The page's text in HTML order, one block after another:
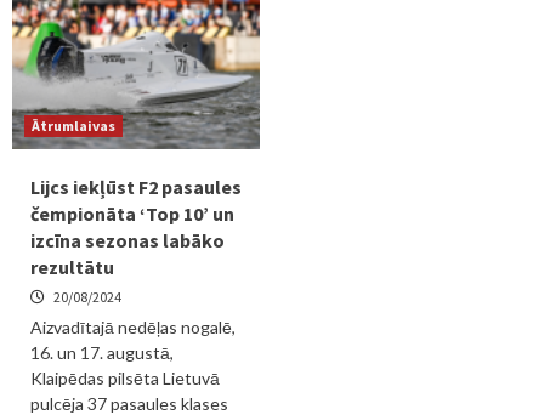
Ātrumlaivas
Lijcs iekļūst F2 pasaules
čempionāta ‘Top 10’ un
izcīna sezonas labāko
rezultātu
20/08/2024
Aizvadītajā nedēļas nogalē,
16. un 17. augustā,
Klaipēdas pilsēta Lietuvā
pulcēja 37 pasaules klases